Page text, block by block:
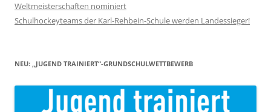
Weltmeisterschaften nominiert
Schulhockeyteams der Karl-Rehbein-Schule werden Landessieger!
NEU: „JUGEND TRAINIERT“-GRUNDSCHULWETTBEWERB